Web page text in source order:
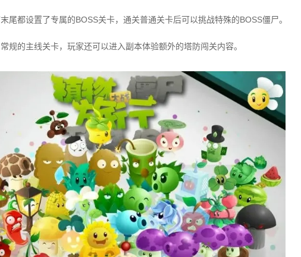
尾都设置了专属的BOSS关卡，通关普通关卡后可以挑战特殊的BOSS僵尸。
规的主线关卡，玩家还可以进入副本体验额外的塔防闯关内容。